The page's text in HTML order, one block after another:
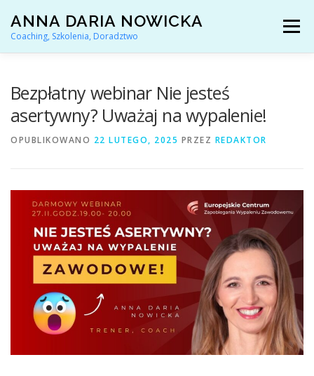
treści
ANNA DARIA NOWICKA
Coaching, Szkolenia, Doradztwo
Menu
KONTAKT
Bezpłatny webinar Nie jesteś
asertywny? Uważaj na wypalenie!
OPUBLIKOWANO 22 LUTEGO, 2025 PRZEZ REDAKTOR